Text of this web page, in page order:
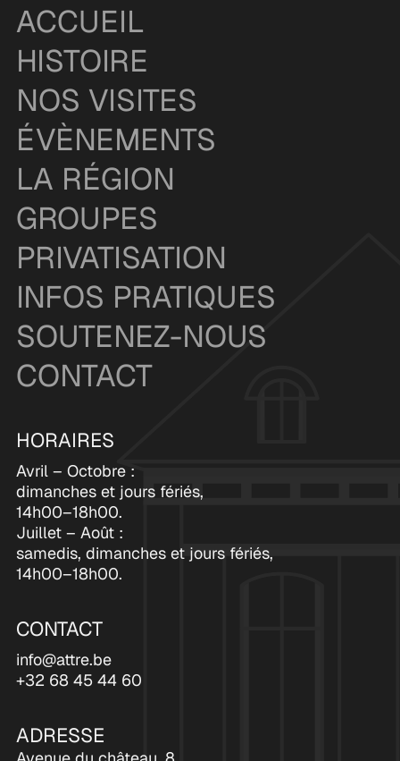
ACCUEIL
HISTOIRE
NOS VISITES
ÉVÈNEMENTS
LA RÉGION
GROUPES
PRIVATISATION
INFOS PRATIQUES
SOUTENEZ-NOUS
CONTACT
HORAIRES
Avril – Octobre :
dimanches et jours fériés,
14h00–18h00.
Juillet – Août :
samedis, dimanches et jours fériés,
14h00–18h00.
CONTACT
info@attre.be
+32 68 45 44 60
ADRESSE